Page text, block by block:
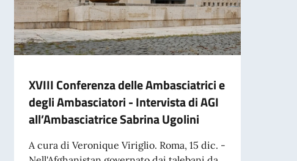
XVIII Conferenza delle Ambasciatrici e
degli Ambasciatori - Intervista di AGI
all’Ambasciatrice Sabrina Ugolini
A cura di Veronique Viriglio. Roma, 15 dic. -